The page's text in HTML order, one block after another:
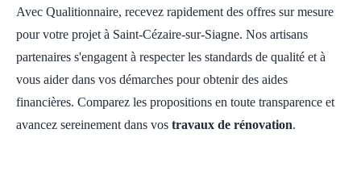
Avec Qualitionnaire, recevez rapidement des offres sur mesure
pour votre projet à Saint-Cézaire-sur-Siagne. Nos artisans
partenaires s'engagent à respecter les standards de qualité et à
vous aider dans vos démarches pour obtenir des aides
financières. Comparez les propositions en toute transparence et
avancez sereinement dans vos travaux de rénovation.